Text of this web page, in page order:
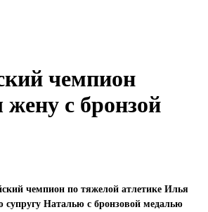
чемпион
жену с бронзой
чемпион по тяжелой атлетике Илья
супругу Наталью с бронзовой медалью